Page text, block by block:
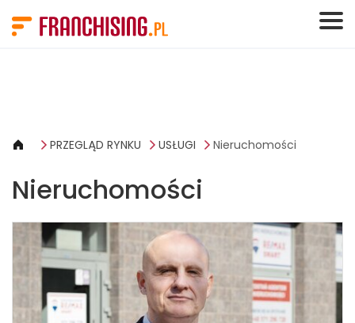
PRZEGLĄD RYNKU USŁUGI Nieruchomości
Nieruchomości